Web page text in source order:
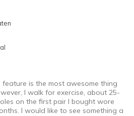
are for Wearing
feature is the most awesome thing
I walk for exercise, about 25-
on the first pair I bought wore
I would like to see something a